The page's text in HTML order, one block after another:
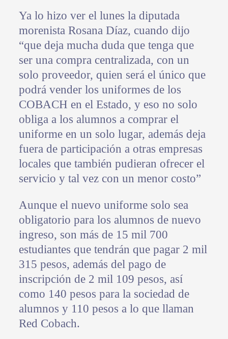
Ya lo hizo ver el lunes la diputada
morenista Rosana Díaz, cuando dijo
“que deja mucha duda que tenga que
ser una compra centralizada, con un
solo proveedor, quien será el único que
podrá vender los uniformes de los
COBACH en el Estado, y eso no solo
obliga a los alumnos a comprar el
uniforme en un solo lugar, además deja
fuera de participación a otras empresas
locales que también pudieran ofrecer el
servicio y tal vez con un menor costo”
Aunque el nuevo uniforme solo sea
obligatorio para los alumnos de nuevo
ingreso, son más de 15 mil 700
estudiantes que tendrán que pagar 2 mil
315 pesos, además del pago de
inscripción de 2 mil 109 pesos, así
como 140 pesos para la sociedad de
alumnos y 110 pesos a lo que llaman
Red Cobach.